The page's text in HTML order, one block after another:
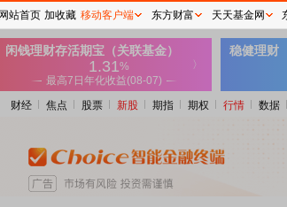
财经 焦点 股票 新股 期指 期权 行情 数据
网站首页 加收藏 移动客户端 东方财富 天天基金网